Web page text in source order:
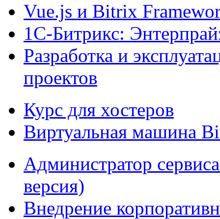
Vue.js и Bitrix
1С-Битрикс:
Разработка и
проектов
Курс для хостеров
Виртуальная машина
Администратор
версия)
Внедрение